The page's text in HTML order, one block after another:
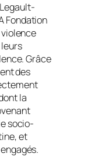
Fondation
Grâce
des
la
socio-
et